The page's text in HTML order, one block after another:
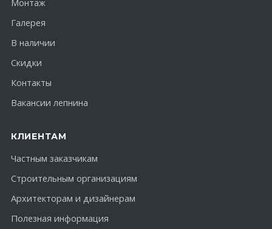
Монтаж
Галерея
В наличии
Скидки
Контакты
Вакансии лепнина
КЛИЕНТАМ
Частным заказчикам
Строительным организациям
Архитекторам и дизайнерам
Полезная информация